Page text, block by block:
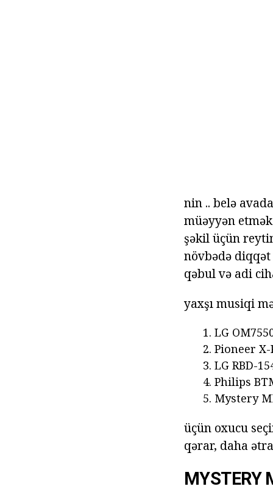
nin .. belə
müəyyən
şəkil üçün
növbədə
qəbul və adi
yaxşı musiqi
LG
Pioneer X-
LG RBD-
Philips
Mystery
üçün oxucu
qərar, daha
MYSTERY